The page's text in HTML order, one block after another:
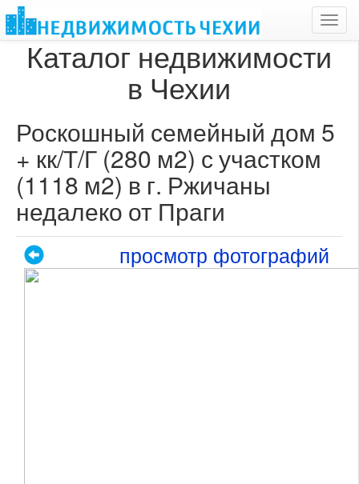
Каталог недвижимости
в Чехии
Роскошный семейный дом 5
+ кк/Т/Г (280 м2) с участком
(1118 м2) в г. Ржичаны
недалеко от Праги
просмотр фотографий